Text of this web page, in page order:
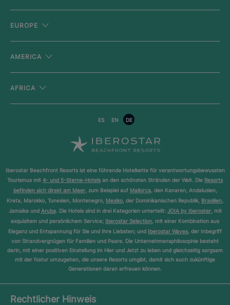
EUROPE
AMERICA
AFRICA
ES EN DE
Iberostar Beachfront Resorts ist eine führende Hotelkette für verantwortungsbewussten
Tourismus mit 4- und 5-Sterne-Hotels an den schönsten Stränden der Welt. Die Resorts
befinden sich direkt am Meer, zum Beispiel auf Mallorca, den Kanaren, Andalusien,
Kreta, Marokko, Tunesien, Montenegro, Mexiko, der Dominikanischen Republik, Brasilien,
Jamaika und Aruba. Die Hotels sind in drei Kategorien unterteilt: JOIA by Iberostar, mit
exquisitem und persönlichem Service; Iberostar Selection, mit einer Kombination aus
Eleganz und Entspannung für Sie und Ihre Liebsten; und Iberostar Waves, der Inbegriff
von Strandvergnügen für Familien und Paare. Die Unternehmensphilosophie besteht
darin, mit einer positiven Einstellung im Hier und Jetzt zu leben und gleichzeitig sorgsam
mit der Natur umzugehen, die unsere Resorts umgibt, damit sich auch zukünftige
Generationen daran erfreuen können.
Rechtlicher Hinweis